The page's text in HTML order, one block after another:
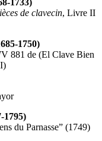
de clavecin, Livre II
1750)
881 de (El Clave Bien
1795)
du Parnasse” (1749)